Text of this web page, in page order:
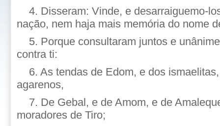
4. Disseram: Vinde, e desarraiguemo-
nação, nem haja mais memória do nome
5. Porque consultaram juntos e
contra ti:
6. As tendas de Edom, e dos
agarenos,
7. De Gebal, e de Amom, e de
moradores de Tiro;